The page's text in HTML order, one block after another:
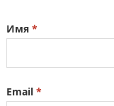
Имя *
Email *